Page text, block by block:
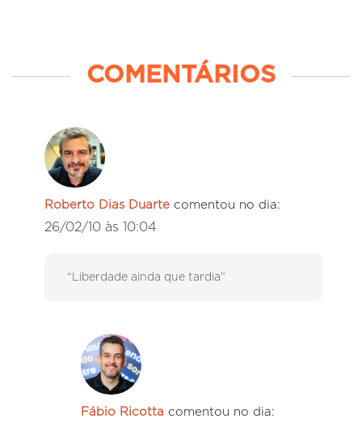
COMENTÁRIOS
Roberto Dias Duarte comentou no dia:
26/02/10 às 10:04
“Liberdade ainda que tardia”
Fábio Ricotta comentou no dia: